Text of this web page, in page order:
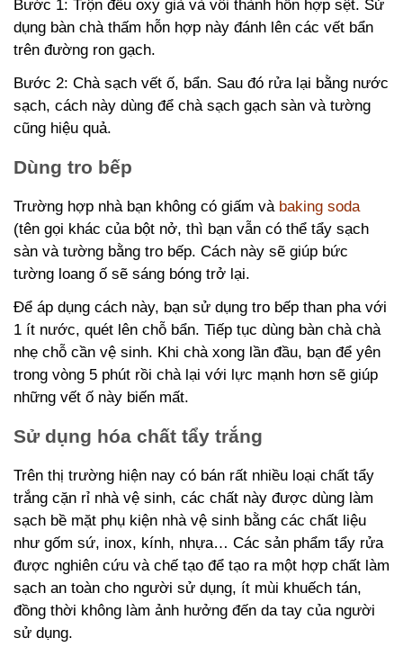
Bước 1: Trộn đều oxy già và vôi thành hỗn hợp sệt. Sử
dụng bàn chà thấm hỗn hợp này đánh lên các vết bẩn
trên đường ron gạch.
Bước 2: Chà sạch vết ố, bẩn. Sau đó rửa lại bằng nước
sạch, cách này dùng để chà sạch gạch sàn và tường
cũng hiệu quả.
Dùng tro bếp
Trường hợp nhà bạn không có giấm và baking soda
(tên gọi khác của bột nở, thì bạn vẫn có thể tẩy sạch
sàn và tường bằng tro bếp. Cách này sẽ giúp bức
tường loang ố sẽ sáng bóng trở lại.
Để áp dụng cách này, bạn sử dụng tro bếp than pha với
1 ít nước, quét lên chỗ bẩn. Tiếp tục dùng bàn chà chà
nhẹ chỗ cần vệ sinh. Khi chà xong lần đầu, bạn để yên
trong vòng 5 phút rồi chà lại với lực mạnh hơn sẽ giúp
những vết ố này biến mất.
Sử dụng hóa chất tẩy trắng
Trên thị trường hiện nay có bán rất nhiều loại chất tẩy
trắng cặn rỉ nhà vệ sinh, các chất này được dùng làm
sạch bề mặt phụ kiện nhà vệ sinh bằng các chất liệu
như gốm sứ, inox, kính, nhựa… Các sản phẩm tẩy rửa
được nghiên cứu và chế tạo để tạo ra một hợp chất làm
sạch an toàn cho người sử dụng, ít mùi khuếch tán,
đồng thời không làm ảnh hưởng đến da tay của người
sử dụng.